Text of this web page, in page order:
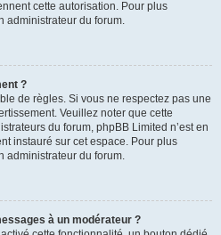
cette autorisation. Pour plus
administrateur du forum.
?
de règles. Si vous ne respectez pas une
Veuillez noter que cette
du forum, phpBB Limited n’est en
instauré sur cet espace. Pour plus
administrateur du forum.
à un modérateur ?